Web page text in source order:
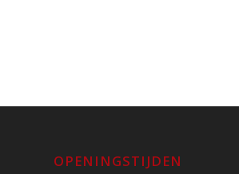
OPENINGSTIJDEN